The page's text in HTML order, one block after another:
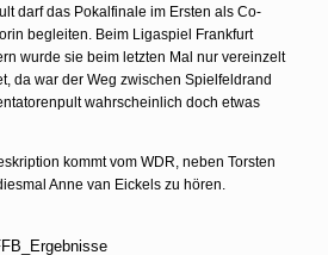
darf das Pokalfinale im Ersten als Co-
begleiten. Beim Ligaspiel Frankfurt
wurde sie beim letzten Mal nur vereinzelt
da war der Weg zwischen Spielfeldrand
wahrscheinlich doch etwas
kommt vom WDR, neben Torsten
Anne van Eickels zu hören.